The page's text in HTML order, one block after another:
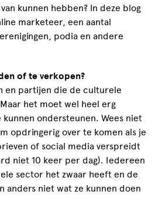
kunnen hebben? In deze blog
marketeer, een aantal
podia en andere
of te verkopen?
en partijen die de culturele
het moet wel heel erg
ondersteunen. Wees niet
opdringerig over te komen als je
of social media verspreidt
niet 10 keer per dag). Iedereen
sector het zwaar heeft en de
anders niet wat ze kunnen doen